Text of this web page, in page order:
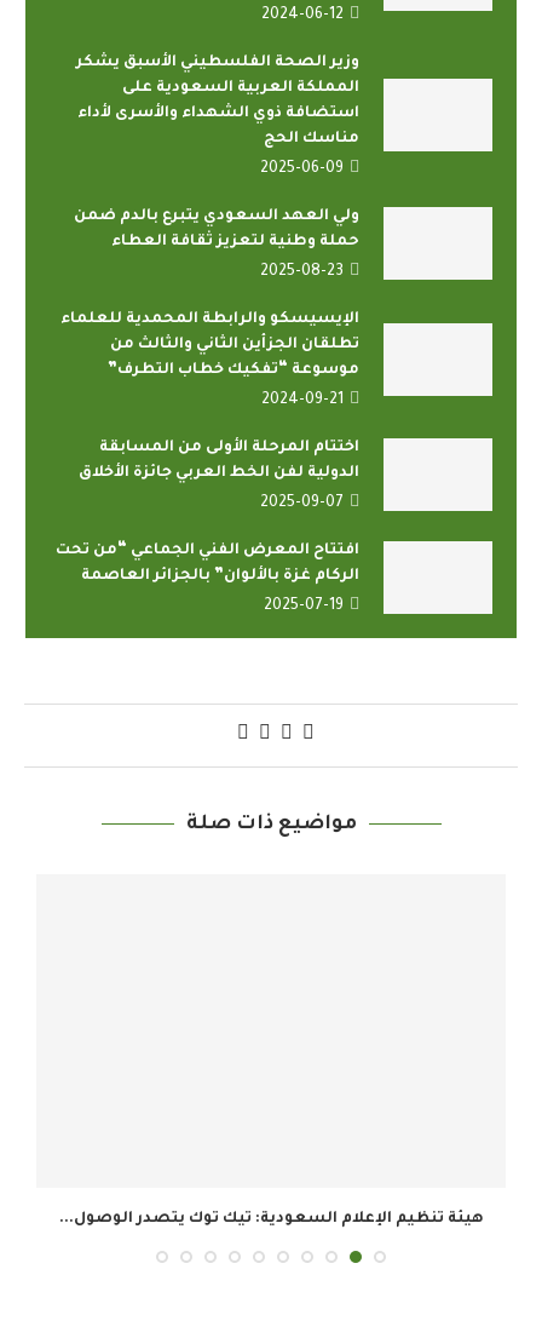
2024-06-12
وزير الصحة الفلسطيني الأسبق يشكر
المملكة العربية السعودية على
استضافة ذوي الشهداء والأسرى لأداء
مناسك الحج
2025-06-09
ولي العهد السعودي يتبرع بالدم ضمن
حملة وطنية لتعزيز ثقافة العطاء
2025-08-23
الإيسيسكو والرابطة المحمدية للعلماء
تطلقان الجزأين الثاني والثالث من
موسوعة “تفكيك خطاب التطرف”
2024-09-21
اختتام المرحلة الأولى من المسابقة
الدولية لفن الخط العربي جائزة الأخلاق
2025-09-07
افتتاح المعرض الفني الجماعي “من تحت
الركام غزة بالألوان” بالجزائر العاصمة
2025-07-19
مواضيع ذات صلة
هيئة تنظيم الإعلام السعودية: تيك توك يتصدر الوصول...